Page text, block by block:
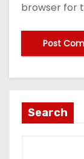
browser for
Search